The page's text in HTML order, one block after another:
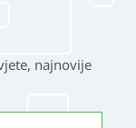
najnovije